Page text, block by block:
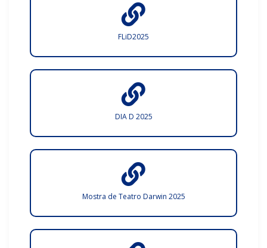
FLiD2025
DIA D 2025
Mostra de Teatro Darwin 2025